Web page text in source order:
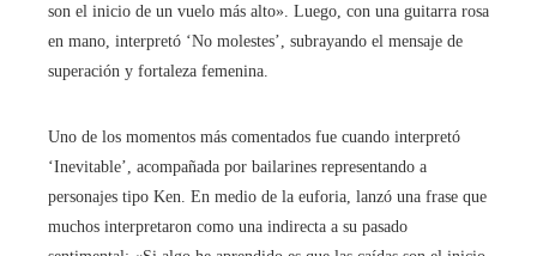
son el inicio de un vuelo más alto». Luego, con una guitarra rosa
en mano, interpretó ‘No molestes’, subrayando el mensaje de
superación y fortaleza femenina.
Uno de los momentos más comentados fue cuando interpretó
‘Inevitable’, acompañada por bailarines representando a
personajes tipo Ken. En medio de la euforia, lanzó una frase que
muchos interpretaron como una indirecta a su pasado